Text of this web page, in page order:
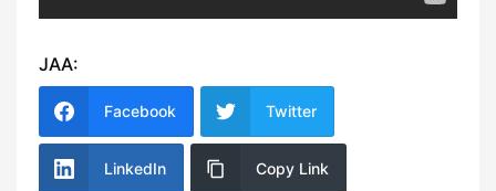
JAA:
Facebook Twitter
LinkedIn Copy Link